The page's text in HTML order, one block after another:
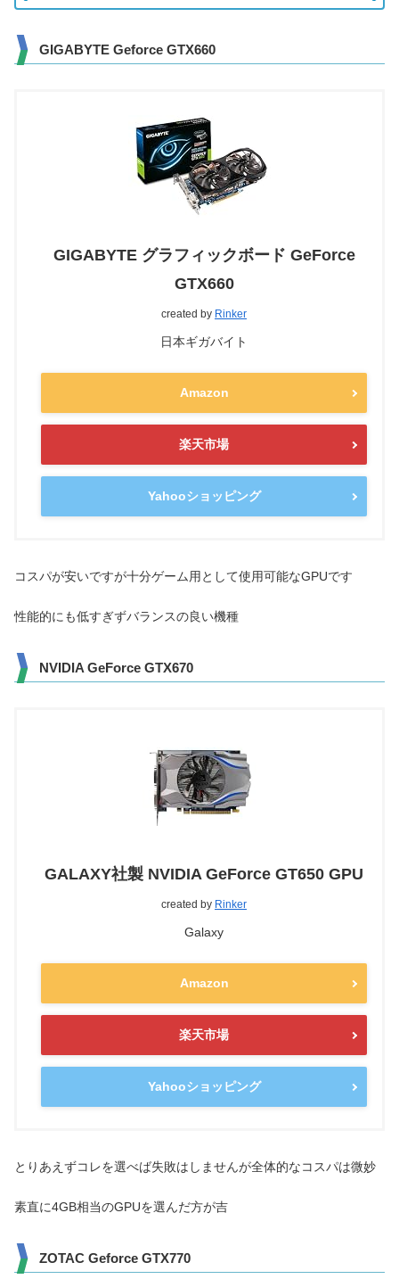
GIGABYTE Geforce GTX660
GIGABYTE グラフィックボード GeForce
GTX660
created by Rinker
日本ギガバイト
Amazon
楽天市場
Yahooショッピング
コスパが安いですが十分ゲーム用として使用可能なGPUです
性能的にも低すぎずバランスの良い機種
NVIDIA GeForce GTX670
GALAXY社製 NVIDIA GeForce GT650 GPU
created by Rinker
Galaxy
Amazon
楽天市場
Yahooショッピング
とりあえずコレを選べば失敗はしませんが全体的なコスパは微妙
素直に4GB相当のGPUを選んだ方が吉
ZOTAC Geforce GTX770